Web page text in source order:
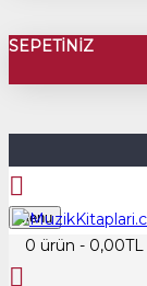
SEPETINIZ
Menu
0 ürün - 0,00TL